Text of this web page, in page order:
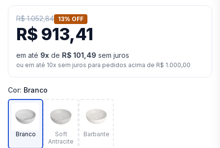
R$ 1.052,84 13% OFF
R$ 913,41
em até 9x de R$ 101,49 sem juros
ou em até 10x sem juros para pedidos acima de R$ 1.000,00
Cor: Branco
Branco
Soft
Antracite
Barbante